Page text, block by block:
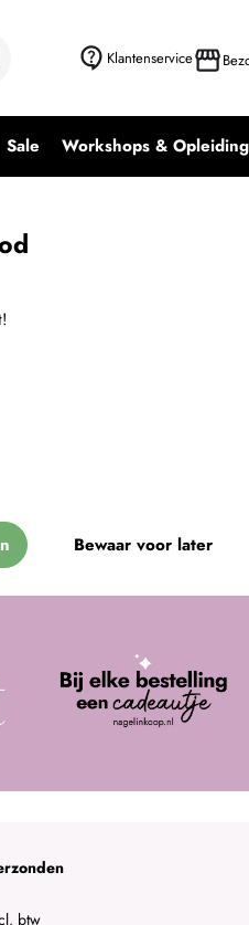
Klantenservice
Sale Workshops &
Bewaar voor later
btw